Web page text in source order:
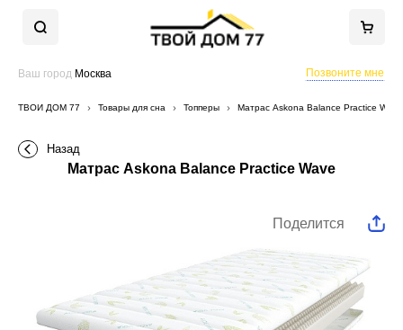
Ваш город Москва Позвоните мне
ТВОЙ ДОМ 77 Товары для сна Топперы Матрас Askona Balance Practice Wave
Назад
Матрас Askona Balance Practice Wave
Поделится